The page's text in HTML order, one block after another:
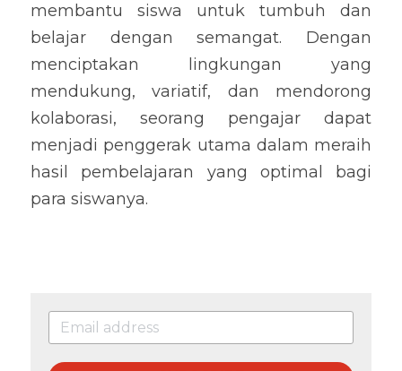
membantu siswa untuk tumbuh dan
belajar dengan semangat. Dengan
menciptakan lingkungan yang
mendukung, variatif, dan mendorong
kolaborasi, seorang pengajar dapat
menjadi penggerak utama dalam meraih
hasil pembelajaran yang optimal bagi
para siswanya.